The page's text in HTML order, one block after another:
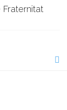
Fraternitat